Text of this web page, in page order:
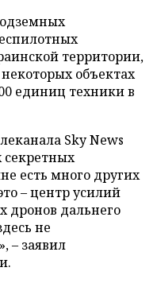
территории,
объектах
единиц техники в
Sky News
секретных
есть много других
– центр усилий
дронов дальнего
не
– заявил